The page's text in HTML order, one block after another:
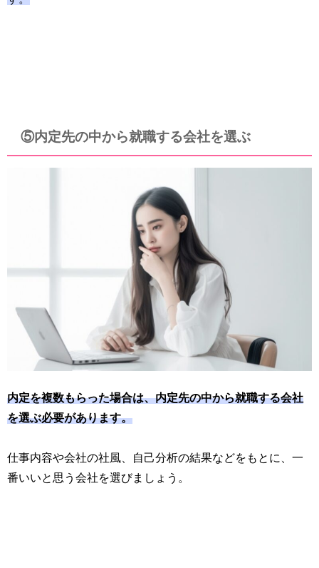
⑤内定先の中から就職する会社を選ぶ
内定を複数もらった場合は、内定先の中から就職する会社
を選ぶ必要があります。
仕事内容や会社の社風、自己分析の結果などをもとに、一
番いいと思う会社を選びましょう。